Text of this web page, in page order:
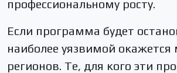
профессиональному росту.
Если программа будет
наиболее уязвимой
регионов. Те, для кого эти